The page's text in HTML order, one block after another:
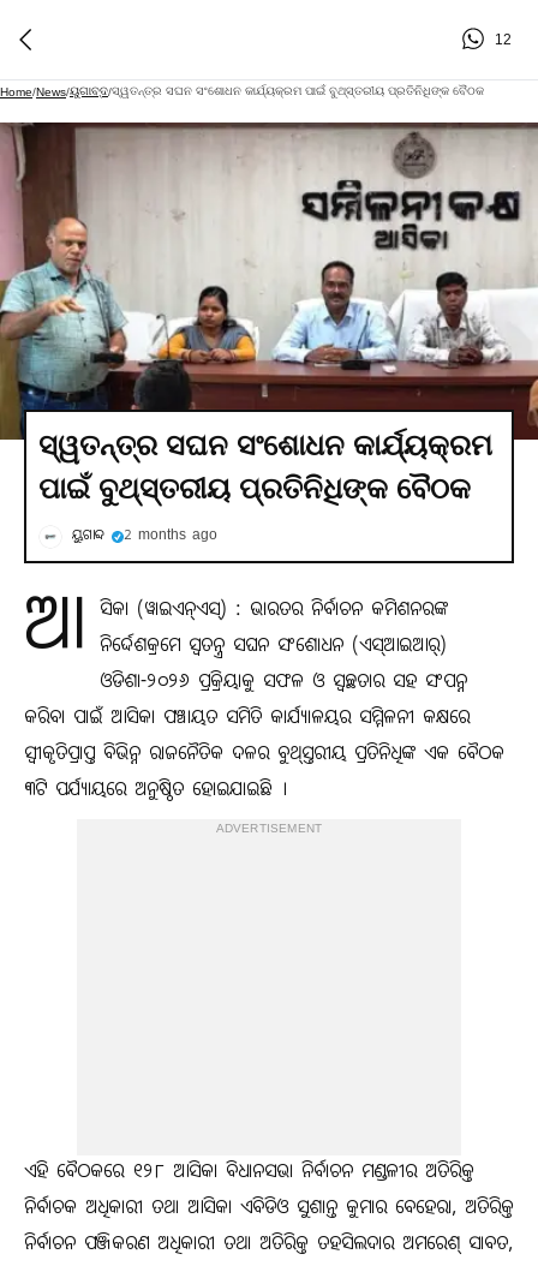
12
Home/News/ୟୁଗାବ୍ଦ/ସ୍ୱତନ୍ତ୍ର ସଘନ ସଂଶୋଧନ କାର୍ଯ୍ୟକ୍ରମ ପାଇଁ ବୁଥ୍‍ସ୍ତରୀୟ ପ୍ରତିନିଧିଙ୍କ ବୈଠକ
ସ୍ୱତନ୍ତ୍ର ସଘନ ସଂଶୋଧନ କାର୍ଯ୍ୟକ୍ରମ
ପାଇଁ ବୁଥ୍‍ସ୍ତରୀୟ ପ୍ରତିନିଧିଙ୍କ ବୈଠକ
ୟୁଗାବ୍ଦ 2 months ago
ଆ
ସିକା (ୱାଇଏନ୍‍ଏସ୍‍) : ଭାରତର ନିର୍ବାଚନ କମିଶନରଙ୍କ
ନିର୍ଦ୍ଦେଶକ୍ରମେ ସ୍ୱତନ୍ତ୍ର ସଘନ ସଂଶୋଧନ (ଏସ୍‍ଆଇଆର୍‍)
ଓଡିଶା-୨୦୨୬ ପ୍ରକ୍ରିୟାକୁ ସଫଳ ଓ ସ୍ୱଚ୍ଛତାର ସହ ସଂପନ୍ନ
କରିବା ପାଇଁ ଆସିକା ପଞ୍ଚାୟତ ସମିତି କାର୍ଯ୍ୟାଳୟର ସମ୍ମିଳନୀ କକ୍ଷରେ
ସ୍ୱୀକୃତିପ୍ରାପ୍ତ ବିଭିନ୍ନ ରାଜନୈତିକ ଦଳର ବୁଥ୍‍ସ୍ତରୀୟ ପ୍ରତିନିଧିଙ୍କ ଏକ ବୈଠକ
୩ଟି ପର୍ଯ୍ୟାୟରେ ଅନୁଷ୍ଠିତ ହୋଇଯାଇଛି ।
ADVERTISEMENT
ଏହି ବୈଠକରେ ୧୨୮ ଆସିକା ବିଧାନସଭା ନିର୍ବାଚନ ମଣ୍ଡଳୀର ଅତିରିକ୍ତ
ନିର୍ବାଚକ ଅଧିକାରୀ ତଥା ଆସିକା ଏବିଡିଓ ସୁଶାନ୍ତ କୁମାର ବେହେରା, ଅତିରିକ୍ତ
ନିର୍ବାଚନ ପଞ୍ଜିକରଣ ଅଧିକାରୀ ତଥା ଅତିରିକ୍ତ ତହସିଲଦାର ଅମରେଶ୍‍ ସାବତ,